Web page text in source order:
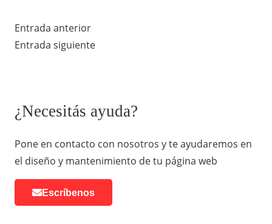
Entrada anterior
Entrada siguiente
¿Necesitás ayuda?
Pone en contacto con nosotros y te ayudaremos en
el diseño y mantenimiento de tu página web
Escríbenos